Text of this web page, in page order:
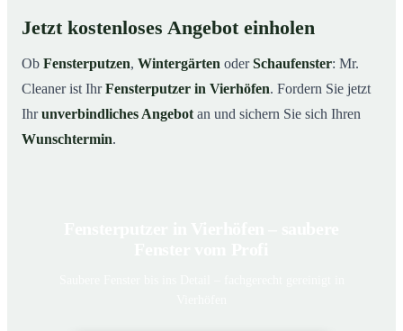
Jetzt kostenloses Angebot einholen
Ob Fensterputzen, Wintergärten oderSchaufenster: Mr.
Cleaner ist IhrFensterputzer in Vierhöfen. Fordern Sie jetzt
Ihrunverbindliches Angebot an und sichern Sie sich Ihren
Wunschtermin.